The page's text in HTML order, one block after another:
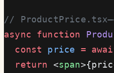
//
async function
  const
price =
  return
<span